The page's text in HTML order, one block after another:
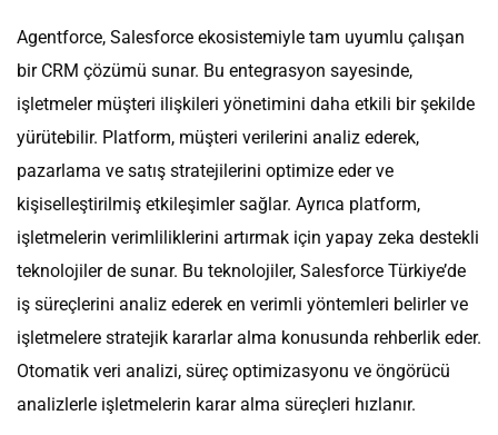
Agentforce, Salesforce ekosistemiyle tam uyumlu çalışan
bir CRM çözümü sunar. Bu entegrasyon sayesinde,
işletmeler müşteri ilişkileri yönetimini daha etkili bir şekilde
yürütebilir. Platform, müşteri verilerini analiz ederek,
pazarlama ve satış stratejilerini optimize eder ve
kişiselleştirilmiş etkileşimler sağlar. Ayrıca platform,
işletmelerin verimliliklerini artırmak için yapay zeka destekli
teknolojiler de sunar. Bu teknolojiler, Salesforce Türkiye’de
iş süreçlerini analiz ederek en verimli yöntemleri belirler ve
işletmelere stratejik kararlar alma konusunda rehberlik eder.
Otomatik veri analizi, süreç optimizasyonu ve öngörücü
analizlerle işletmelerin karar alma süreçleri hızlanır.